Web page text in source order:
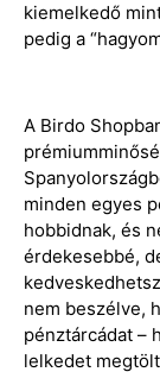
kiemelkedő
pedig a
A Birdo
minden egyes
hobbidnak, és
érdekesebbé,
nem beszélve,
pénztárcádat –
lelkedet